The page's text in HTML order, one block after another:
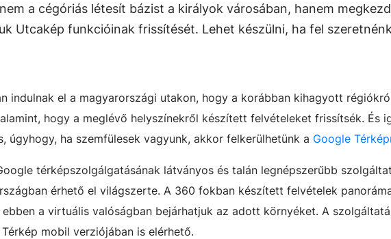
a cégóriás létesít bázist a királyok városában, hanem
Utcakép funkcióinak frissítését. Lehet készülni, ha fel szeretnénk
indulnak el a magyarországi utakon, hogy a korábban kihagyott
hogy a meglévő helyszínekről készített felvételeket frissítsék. És
úgyhogy, ha szemfülesek vagyunk, akkor felkerülhetünk a Google
térképszolgálgatásának látványos és talán legnépszerűbb
érhető el világszerte. A 360 fokban készített felvételek
a virtuális valóságban bejárhatjuk az adott környéket. A
mobil verziójában is elérhető.